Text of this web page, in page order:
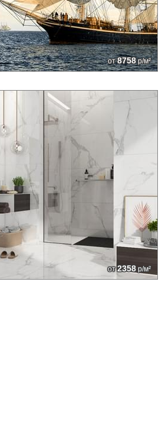
от8758р/м²
от2358р/м²